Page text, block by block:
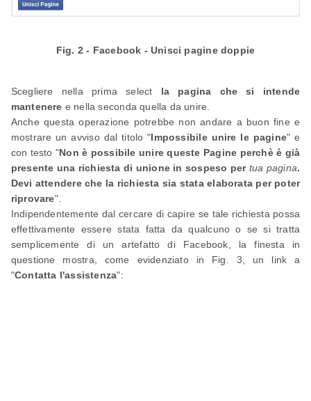
Fig. 2 - Facebook - Unisci pagine doppie
Scegliere nella prima select la pagina che si intende
mantenere e nella seconda quella da unire.
Anche questa operazione potrebbe non andare a buon fine e
mostrare un avviso dal titolo "Impossibile unire le pagine" e
con testo "Non è possibile unire queste Pagine perchè è già
presente una richiesta di unione in sospeso per tua pagina.
Devi attendere che la richiesta sia stata elaborata per poter
riprovare".
Indipendentemente dal cercare di capire se tale richiesta possa
effettivamente essere stata fatta da qualcuno o se si tratta
semplicemente di un artefatto di Facebook, la finesta in
questione mostra, come evidenziato in Fig. 3, un link a
"Contatta l'assistenza":